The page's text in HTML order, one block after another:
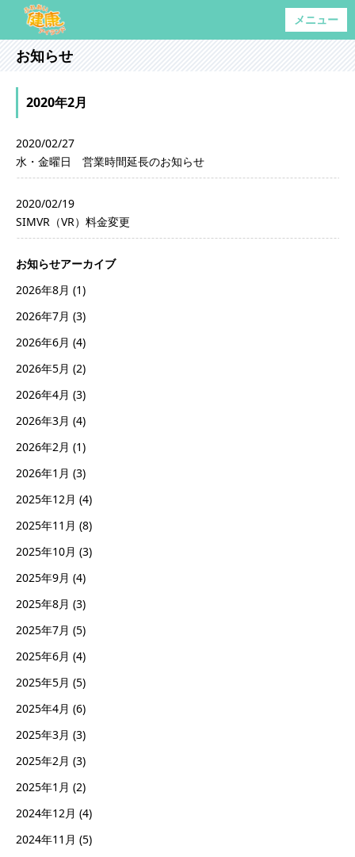
メニュー
お知らせ
2020年2月
2020/02/27
水・金曜日 営業時間延長のお知らせ
2020/02/19
SIMVR（VR）料金変更
お知らせアーカイブ
2026年8月 (1)
2026年7月 (3)
2026年6月 (4)
2026年5月 (2)
2026年4月 (3)
2026年3月 (4)
2026年2月 (1)
2026年1月 (3)
2025年12月 (4)
2025年11月 (8)
2025年10月 (3)
2025年9月 (4)
2025年8月 (3)
2025年7月 (5)
2025年6月 (4)
2025年5月 (5)
2025年4月 (6)
2025年3月 (3)
2025年2月 (3)
2025年1月 (2)
2024年12月 (4)
2024年11月 (5)